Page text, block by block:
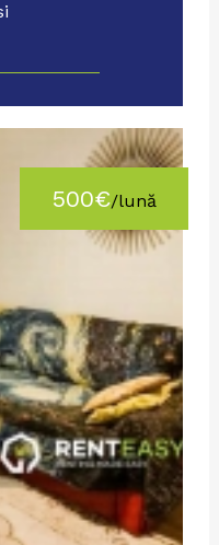
500€/lună